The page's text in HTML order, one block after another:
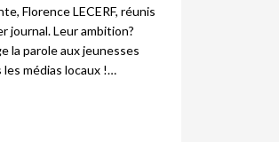
Florence LECERF, réunis
journal. Leur ambition?
la parole aux jeunesses
médias locaux !…